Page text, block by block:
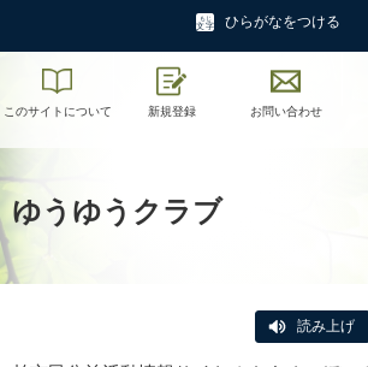
ひらがなをつける
このサイトについて 新規登録 お問い合わせ
ゆうゆうクラブ
読み上げ